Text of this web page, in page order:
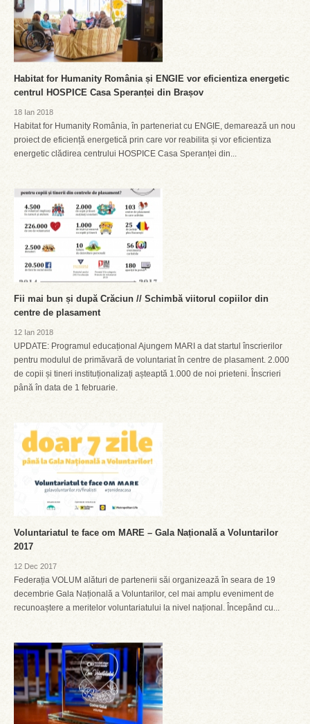
Habitat for Humanity România și ENGIE vor eficientiza energetic
centrul HOSPICE Casa Speranței din Brașov
18 Ian 2018
Habitat for Humanity România, în parteneriat cu ENGIE, demarează un nou
proiect de eficiență energetică prin care vor reabilita și vor eficientiza
energetic clădirea centrului HOSPICE Casa Speranței din...
Fii mai bun și după Crăciun // Schimbă viitorul copiilor din
centre de plasament
12 Ian 2018
UPDATE: Programul educațional Ajungem MARI a dat startul înscrierilor
pentru modulul de primăvară de voluntariat în centre de plasament. 2.000
de copii și tineri instituționalizați așteaptă 1.000 de noi prieteni. Înscrieri
până în data de 1 februarie.
Voluntariatul te face om MARE – Gala Națională a Voluntarilor
2017
12 Dec 2017
Federația VOLUM alături de partenerii săi organizează în seara de 19
decembrie Gala Națională a Voluntarilor, cel mai amplu eveniment de
recunoaștere a meritelor voluntariatului la nivel național. Începând cu...